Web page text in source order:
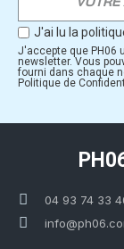
J'ai lu la
J'accepte que PH06
newsletter. Vous
fourni dans chaque
Politique de
04 93 74 33